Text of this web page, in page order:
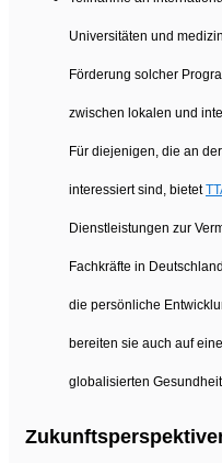
Universitäten und
Förderung solcher
zwischen lokalen und
Für diejenigen, die an
interessiert sind, bietet
Dienstleistungen zur
Fachkräfte in
die persönliche
bereiten sie auch auf
globalisierten